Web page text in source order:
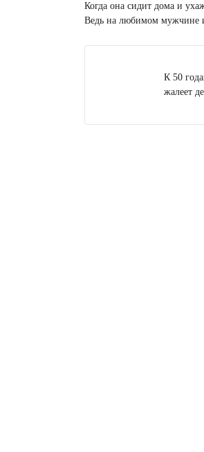
Когда она сидит дома и
Ведь на любимом мужчине
К 50
жалеет